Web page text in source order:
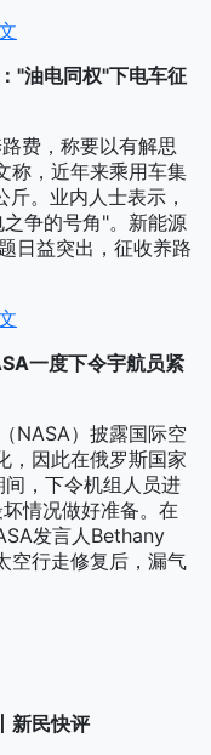
"油电同权"下电车征
费，称要以有解思
称，近年来乘用车集
。业内人士表示，
争的号角"。新能源
日益突出，征收养路
一度下令宇航员紧
NASA）披露国际空
，因此在俄罗斯国家
，下令机组人员进
情况做好准备。在
发言人Bethany
空行走修复后，漏气
新民快评